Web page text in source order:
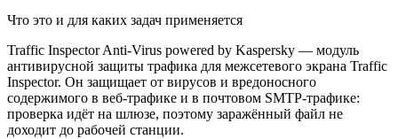
Что это и для каких задач применяется
Traffic Inspector Anti-Virus powered by Kaspersky — модуль
антивирусной защиты трафика для межсетевого экрана Traffic
Inspector. Он защищает от вирусов и вредоносного
содержимого в веб-трафике и в почтовом SMTP-трафике:
проверка идёт на шлюзе, поэтому заражённый файл не
доходит до рабочей станции.